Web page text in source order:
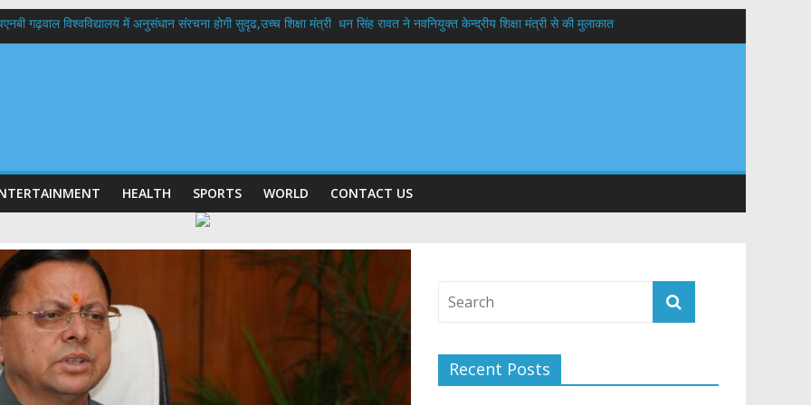
गढ़वाल विश्वविद्यालय में अनुसंधान संरचना होगी सुदृढ,उच्च शिक्षा मंत्री धन सिंह रावत ने नवनियुक्त केन्द्रीय शिक्षा मंत्री से की मुलाकात
दिवस पर मुख्यमंत्री धामी ने उत्कृष्ट बुनकरों और हस्तशिल्प कारीगरों को किया सम्मानित
HEALTH SPORTS WORLD CONTACT US
Recent Posts